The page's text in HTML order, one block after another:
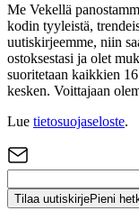
Me Vekellä
kodin tyyleistä,
uutiskirjeemme, niin
ostoksestasi ja olet
suoritetaan kaikkien
kesken. Voittajaan
Lue tietosuojaseloste.
Tilaa uutiskirjePieni